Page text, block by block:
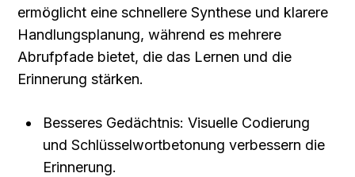
ermöglicht eine schnellere Synthese und klarere
Handlungsplanung, während es mehrere
Abrufpfade bietet, die das Lernen und die
Erinnerung stärken.
Besseres Gedächtnis: Visuelle Codierung
und Schlüsselwortbetonung verbessern die
Erinnerung.